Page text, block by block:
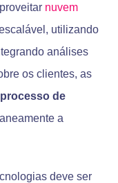
nuvem
utilizando
análises
os clientes, as
processo de
a
deve ser